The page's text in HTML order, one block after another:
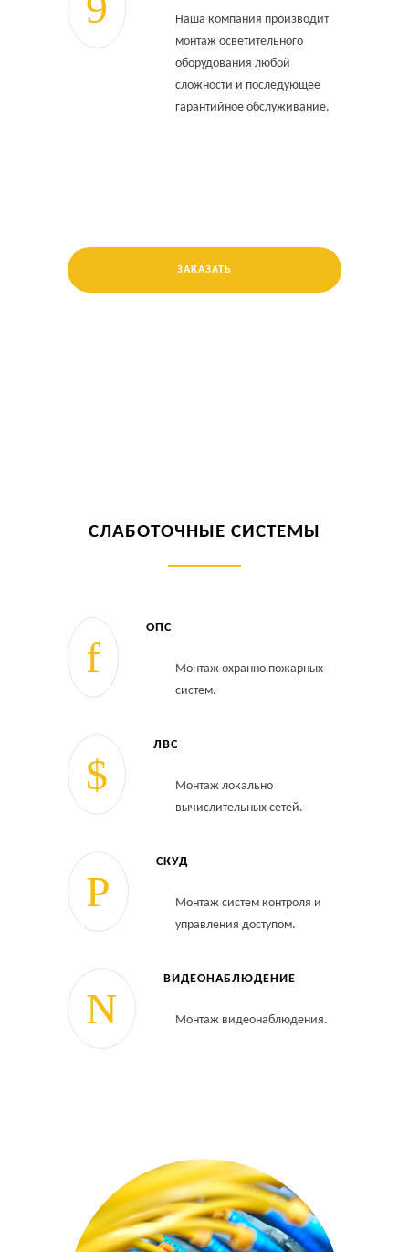
Наша компания производит
монтаж осветительного
оборудования любой
сложности и последующее
гарантийное обслуживание.
ЗАКАЗАТЬ
СЛАБОТОЧНЫЕ СИСТЕМЫ
ОПС
Монтаж охранно пожарных
систем.
ЛВС
Монтаж локально
вычислительных сетей.
СКУД
Монтаж систем контроля и
управления доступом.
ВИДЕОНАБЛЮДЕНИЕ
Монтаж видеонаблюдения.